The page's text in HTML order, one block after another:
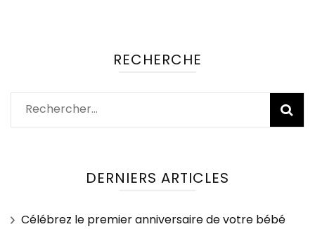
RECHERCHE
Rechercher :
DERNIERS ARTICLES
Célébrez le premier anniversaire de votre bébé